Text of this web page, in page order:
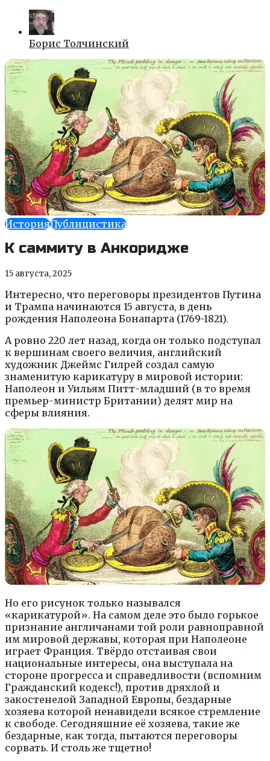
Борис Толчинский
ИсторияПублицистика
К саммиту в Анкоридже
15 августа, 2025
Интересно, что переговоры президентов Путина
и Трампа начинаются 15 августа, в день
рождения Наполеона Бонапарта (1769-1821).
А ровно 220 лет назад, когда он только подступал
к вершинам своего величия, английский
художник Джеймс Гилрей создал самую
знаменитую карикатуру в мировой истории:
Наполеон и Уильям Питт-младший (в то время
премьер-министр Британии) делят мир на
сферы влияния.
Но его рисунок только назывался
«карикатурой». На самом деле это было горькое
признание англичанами той роли равноправной
им мировой державы, которая при Наполеоне
играет Франция. Твёрдо отстаивая свои
национальные интересы, она выступала на
стороне прогресса и справедливости (вспомним
Гражданский кодекс!), против дряхлой и
закостенелой Западной Европы, бездарные
хозяева которой ненавидели всякое стремление
к свободе. Сегодняшние её хозяева, такие же
бездарные, как тогда, пытаются переговоры
сорвать. И столь же тщетно!